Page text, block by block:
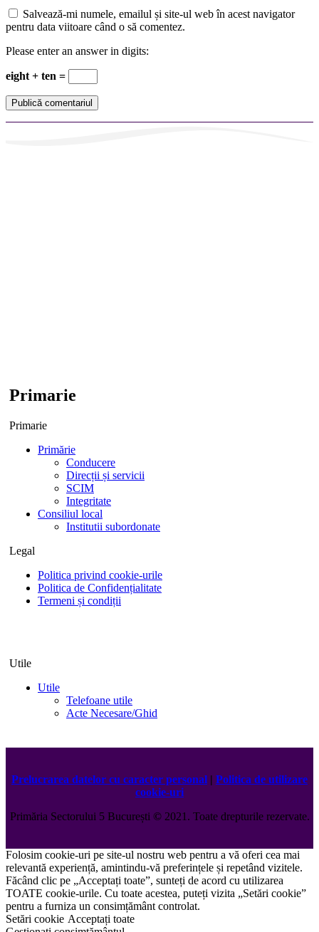
Salvează-mi numele, emailul și site-ul web în acest navigator
pentru data viitoare când o să comentez.
Please enter an answer in digits:
eight + ten =
Primarie
Primarie
Primărie
Conducere
Direcții și servicii
SCIM
Integritate
Consiliul local
Institutii subordonate
Legal
Politica privind cookie-urile
Politica de Confidențialitate
Termeni și condiții
Utile
Utile
Telefoane utile
Acte Necesare/Ghid
Prelucrarea datelor cu caracter personal | Politica de utilizare
cookie-uri
Primăria Sectorului 5 București ©️2021. Toate drepturile rezervate.
Folosim cookie-uri pe site-ul nostru web pentru a vă oferi cea mai
relevantă experiență, amintindu-vă preferințele și repetând vizitele.
Făcând clic pe „Acceptați toate”, sunteți de acord cu utilizarea
TOATE cookie-urile. Cu toate acestea, puteți vizita „Setări cookie”
pentru a furniza un consimțământ controlat.
Setări cookie Acceptați toate